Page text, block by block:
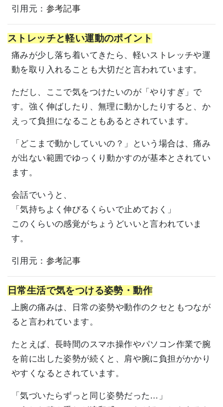
引用元： 参考記事
ストレッチと軽い運動のポイント
痛みが少し落ち着いてきたら、軽いストレッチや運
動を取り入れることも大切だと言われています。
ただし、ここで気をつけたいのが「やりすぎ」で
す。強く伸ばしたり、無理に動かしたりすると、か
えって負担になることもあるとされています。
「どこまで動かしていいの？」という場合は、痛み
が出ない範囲でゆっくり動かすのが基本とされてい
ます。
会話でいうと、
「気持ちよく伸びるくらいで止めておく」
このくらいの感覚がちょうどいいと言われていま
す。
引用元： 参考記事
日常生活で気をつける姿勢・動作
上腕の痛みは、日常の姿勢や動作のクセともつなが
ると言われています。
たとえば、長時間のスマホ操作やパソコン作業で腕
を前に出した姿勢が続くと、肩や腕に負担がかかり
やすくなるとされています。
「気づいたらずっと同じ姿勢だった…」